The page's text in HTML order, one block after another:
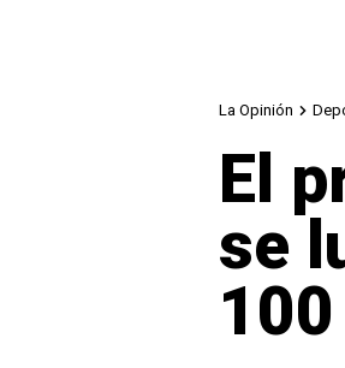
La Opinión
El
se